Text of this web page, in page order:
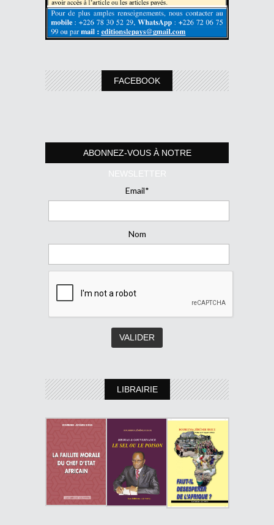
FACEBOOK
ABONNEZ-VOUS À NOTRE
NEWSLETTER
Email*
Nom
LIBRAIRIE